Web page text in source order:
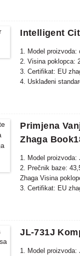
Intelligent
1. Model proizvoda:
2. Visina poklopca:
3. Certifikat: EU
4. Usklađeni
Primjena
Zhaga
1. Model proizvoda:
2. Prečnik baze:
Zhaga Visina
3. Certifikat: EU
JL-731J
1. Model proizvoda: